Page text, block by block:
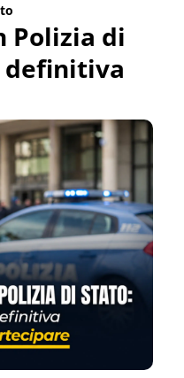
Polizia di
definitiva